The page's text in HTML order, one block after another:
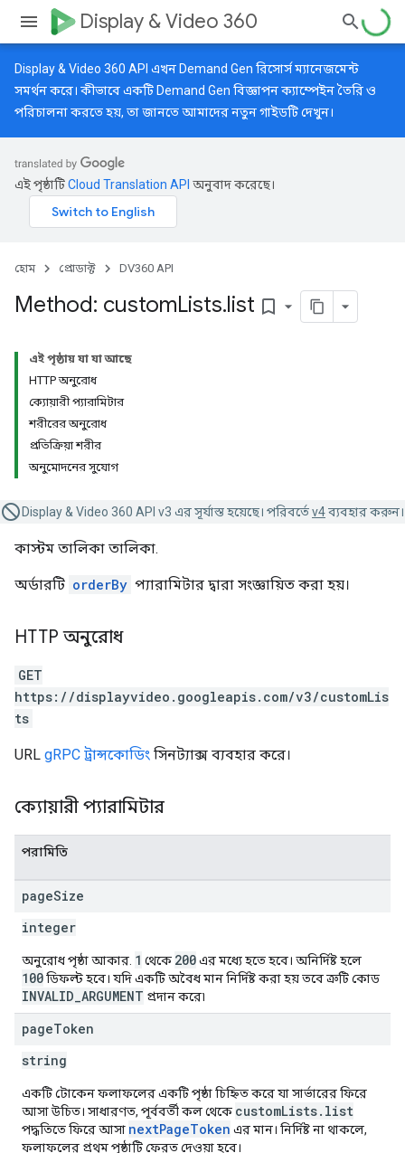
Display & Video 360
Display & Video 360 API এখন Demand Gen রিসোর্স ম্যানেজমেন্ট
সমর্থন করে। কীভাবে একটি Demand Gen বিজ্ঞাপন ক্যাম্পেইন তৈরি ও
পরিচালনা করতে হয়, তা জানতে আমাদেরনতুন গাইডটিদেখুন।
এই পৃষ্ঠাটিCloud Translation API অনুবাদ করেছে।
হোম প্রোডাক্ট DV360 API
Method: customLists.list bookmark_border
এই পৃষ্ঠায় যা যা আছে
HTTP অনুরোধ
ক্যোয়ারী প্যারামিটার
শরীরের অনুরোধ
প্রতিক্রিয়া শরীর
অনুমোদনের সুযোগ
Display & Video 360 API v3 এর সূর্যাস্ত হয়েছে। পরিবর্তেv4ব্যবহার করুন।
কাস্টম তালিকা তালিকা.
অর্ডারটি orderBy প্যারামিটার দ্বারা সংজ্ঞায়িত করা হয়।
HTTP অনুরোধ
GET
https://displayvideo.googleapis.com/v3/customLis
ts
URL gRPC ট্রান্সকোডিং সিনট্যাক্স ব্যবহার করে।
ক্যোয়ারী প্যারামিটার
পরামিতি
pageSize
integer
অনুরোধ পৃষ্ঠা আকার. 1 থেকে 200এর মধ্যে হতে হবে। অনির্দিষ্ট হলে
100ডিফল্ট হবে। যদি একটি অবৈধ মান নির্দিষ্ট করা হয় তবে ত্রুটি কোড
INVALID_ARGUMENT প্রদান করে৷
pageToken
string
একটি টোকেন ফলাফলের একটি পৃষ্ঠা চিহ্নিত করে যা সার্ভারের ফিরে
আসা উচিত। সাধারণত, পূর্ববর্তী কল থেকে customLists.list
পদ্ধতিতে ফিরে আসা nextPageToken এর মান। নির্দিষ্ট না থাকলে,
ফলাফলের প্রথম পৃষ্ঠাটি ফেরত দেওয়া হবে।